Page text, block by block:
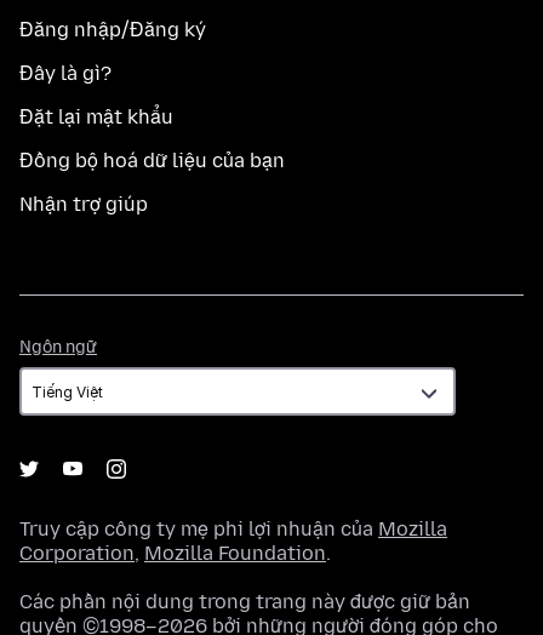
Đăng nhập/Đăng ký
Đây là gì?
Đặt lại mật khẩu
Đồng bộ hoá dữ liệu của bạn
Nhận trợ giúp
Ngôn ngữ
ngữ
Truy cập công ty mẹ phi lợi nhuận của Mozilla
Corporation, Mozilla Foundation.
Các phần nội dung trong trang này được giữ bản
quyền ©1998–2026 bởi những người đóng góp cho